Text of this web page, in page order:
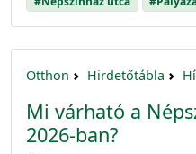
Otthon Hirdetőtábla
Mi várható a
2026-ban?